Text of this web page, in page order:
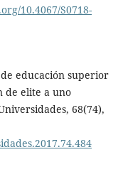
10.4067/S0718-
de educación superior
de elite a uno
68(74),